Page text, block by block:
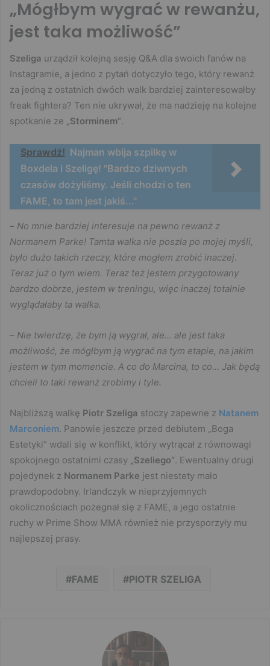
„Mógłbym wygrać w rewanżu,
jest taka możliwość”
Szeliga urządził kolejną sesję Q&A dla swoich fanów na
Instagramie, a jedno z pytań dotyczyło tego, który rewanż
za jedną z ostatnich dwóch walk bardziej zainteresowałby
freak fightera? Ten nie ukrywał, że ma nadzieję na kolejne
spotkanie ze „Storminem”.
Sprawdź! Najman wbija szpilkę w
Boxdela i Szeligę! "Bardzo dziwnych
czasów dożyliśmy. Jeśli chodzi o ten
FAME, to tam jest jakiś..."
– No mnie bardziej interesuje na pewno rewanż z
Normanem Parke! Tamta walka nie poszła po mojej myśli,
było dużo takich rzeczy, które mogłem zrobić inaczej.
Teraz już o tym wiem. Teraz też jestem przygotowany
bardzo dobrze, jestem w treningu, więc inaczej totalnie
wyglądałaby ta walka.
– Nie twierdzę, że bym ją wygrał, ale… ale jest taka
możliwość, że mógłbym ją wygrać na tym etapie, na jakim
jestem w tym momencie. A co do Marcina, to co… Jak będą
chcieli to taki rewanż zrobimy i tyle.
Najbliższą walkę Piotr Szeliga stoczy zapewne z Natanem
Marconiem. Panowie jeszcze przed debiutem „Boga
Estetyki” wdali się w konflikt, który wytrącał z równowagi
spokojnego ostatnimi czasy „Szeliego”. Ewentualny drugi
pojedynek z Normanem Parke jest niestety mało
prawdopodobny. Irlandczyk w nieprzyjemnych
okolicznościach pożegnał się z FAME, a jego ostatnie
ruchy w Prime Show MMA również nie przysporzyły mu
najlepszej prasy.
FAME PIOTR SZELIGA